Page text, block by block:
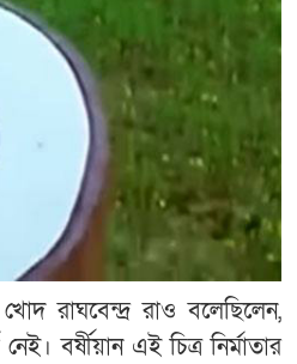
রাঘবেন্দ্র রাও বলেছিলেন,
বর্ষীয়ান এই চিত্র নির্মাতার